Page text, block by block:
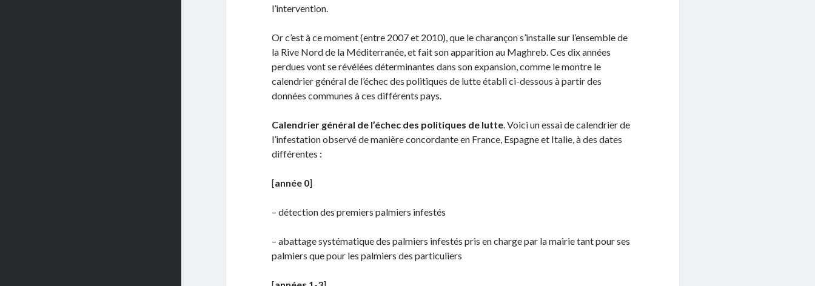
l’intervention.
Or c’est à ce moment (entre 2007 et 2010), que le charançon s’installe sur l’ensemble de
la Rive Nord de la Méditerranée, et fait son apparition au Maghreb. Ces dix années
perdues vont se révélées déterminantes dans son expansion, comme le montre le
calendrier général de l’échec des politiques de lutte établi ci-dessous à partir des
données communes à ces différents pays.
Calendrier général de l’échec des politiques de lutte . Voici un essai de calendrier de
l’infestation observé de manière concordante en France, Espagne et Italie, à des dates
différentes :
[année 0]
– détection des premiers palmiers infestés
– abattage systématique des palmiers infestés pris en charge par la mairie tant pour ses
palmiers que pour les palmiers des particuliers